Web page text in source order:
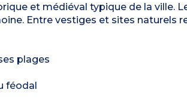
et médiéval typique de la ville.
Entre vestiges et sites naturels
plages
féodal